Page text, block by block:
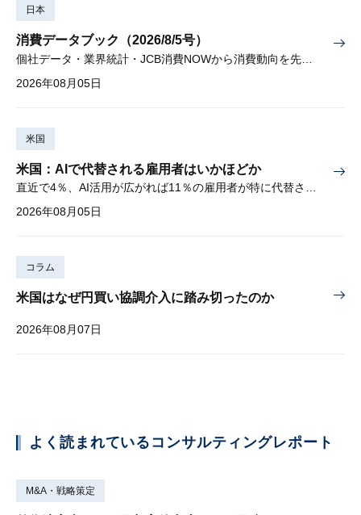
日本
消費データブック（2026/8/5号）
2026年08月05日
米国
米国：AIで代替される雇用者はいかほどか
直近で4％、AI活用が広がれば11％の雇用者が特に代替されやすい
2026年08月05日
コラム
米国はなぜ円買い協調介入に踏み切ったのか
2026年08月07日
よく読まれているコンサルティングレポート
M&A・戦略策定